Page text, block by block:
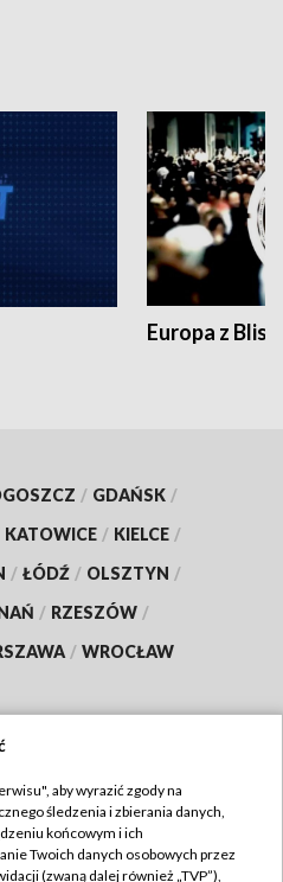
Europa z
/ GDAŃSK /
KATOWICE / KIELCE /
/ ŁÓDŹ / OLSZTYN /
/ RZESZÓW /
/ WROCŁAW
TVP
TVP
aby wyrazić zgody na
śledzenia i zbierania danych,
końcowym i ich
Twoich danych osobowych przez
(zwaną dalej również „TVP”),